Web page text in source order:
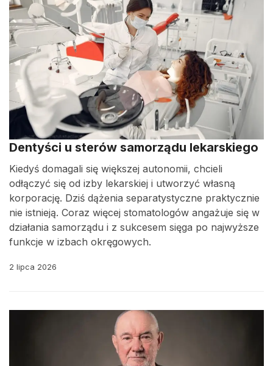
Dentyści u sterów samorządu lekarskiego
Kiedyś domagali się większej autonomii, chcieli
odłączyć się od izby lekarskiej i utworzyć własną
korporację. Dziś dążenia separatystyczne praktycznie
nie istnieją. Coraz więcej stomatologów angażuje się w
działania samorządu i z sukcesem sięga po najwyższe
funkcje w izbach okręgowych.
2 lipca 2026